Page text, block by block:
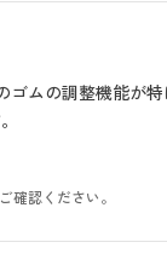
ムの調整機能が特
認ください。